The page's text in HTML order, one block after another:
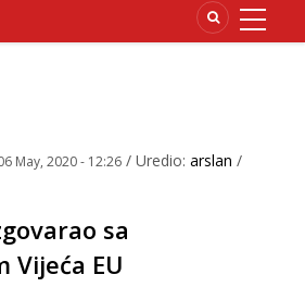
May, 2020 - 12:26 / Uredio: arslan /
sa
Vijeća EU